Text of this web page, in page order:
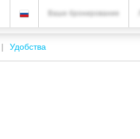
Ваше бронирование
Удобства